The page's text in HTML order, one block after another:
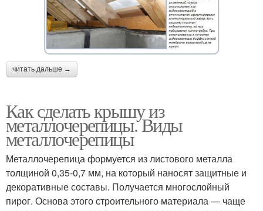
читать дальше →
Как сделать крышу из
металлочерепицы. Виды
металлочерепицы
Металлочерепица формуется из листового металла
толщиной 0,35-0,7 мм, на который наносят защитные и
декоративные составы. Получается многослойный
пирог. Основа этого строительного материала — чаще